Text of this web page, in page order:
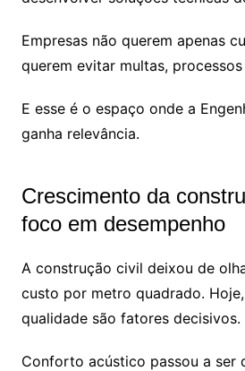
Empresas não querem apenas
querem evitar multas,
E esse é o espaço onde a
ganha relevância.
Crescimento da
foco em desempenho
A construção civil deixou de
custo por metro quadrado.
qualidade são fatores decisivos.
Conforto acústico passou a ser